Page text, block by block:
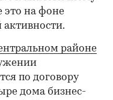
это на фоне
районе
по договору
дома бизнес-